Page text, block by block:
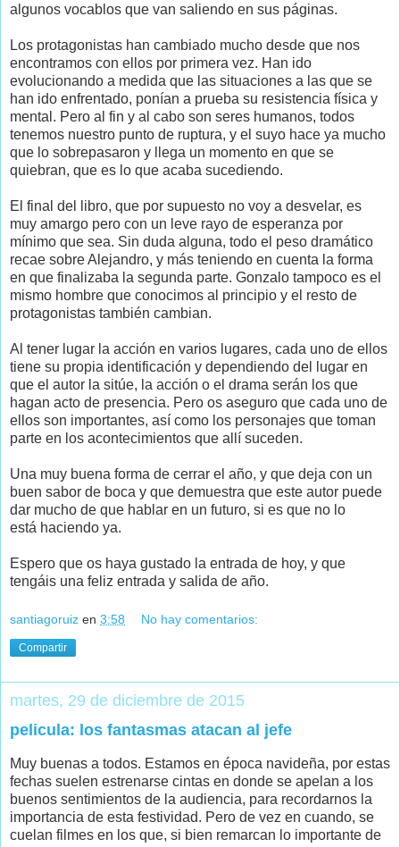
algunos vocablos que van saliendo en sus páginas.
Los protagonistas han cambiado mucho desde que nos
encontramos con ellos por primera vez. Han ido
evolucionando a medida que las situaciones a las que se
han ido enfrentado, ponían a prueba su resistencia física y
mental. Pero al fin y al cabo son seres humanos, todos
tenemos nuestro punto de ruptura, y el suyo hace ya mucho
que lo sobrepasaron y llega un momento en que se
quiebran, que es lo que acaba sucediendo.
El final del libro, que por supuesto no voy a desvelar, es
muy amargo pero con un leve rayo de esperanza por
mínimo que sea. Sin duda alguna, todo el peso dramático
recae sobre Alejandro, y más teniendo en cuenta la forma
en que finalizaba la segunda parte. Gonzalo tampoco es el
mismo hombre que conocimos al principio y el resto de
protagonistas también cambian.
Al tener lugar la acción en varios lugares, cada uno de ellos
tiene su propia identificación y dependiendo del lugar en
que el autor la sitúe, la acción o el drama serán los que
hagan acto de presencia. Pero os aseguro que cada uno de
ellos son importantes, así como los personajes que toman
parte en los acontecimientos que allí suceden.
Una muy buena forma de cerrar el año, y que deja con un
buen sabor de boca y que demuestra que este autor puede
dar mucho de que hablar en un futuro, si es que no lo
está haciendo ya.
Espero que os haya gustado la entrada de hoy, y que
tengáis una feliz entrada y salida de año.
santiagoruiz en 3:58 No hay comentarios:
Compartir
martes, 29 de diciembre de 2015
pelicula: los fantasmas atacan al jefe
Muy buenas a todos. Estamos en época navideña, por estas
fechas suelen estrenarse cintas en donde se apelan a los
buenos sentimientos de la audiencia, para recordarnos la
importancia de esta festividad. Pero de vez en cuando, se
cuelan filmes en los que, si bien remarcan lo importante de